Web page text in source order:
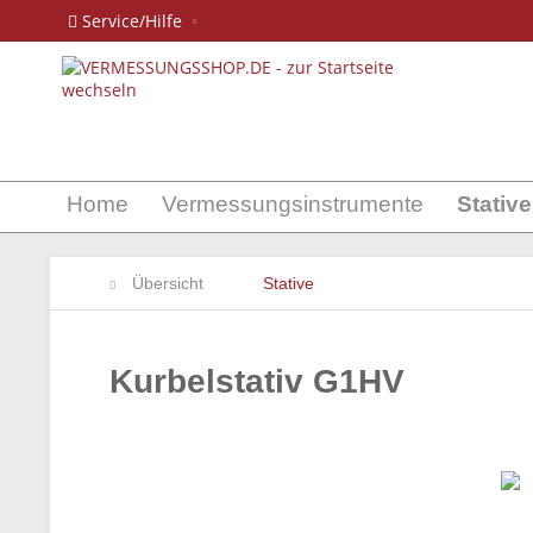
Service/Hilfe
Home Vermessungsinstrumente Stative
Übersicht Stative
Kurbelstativ G1HV